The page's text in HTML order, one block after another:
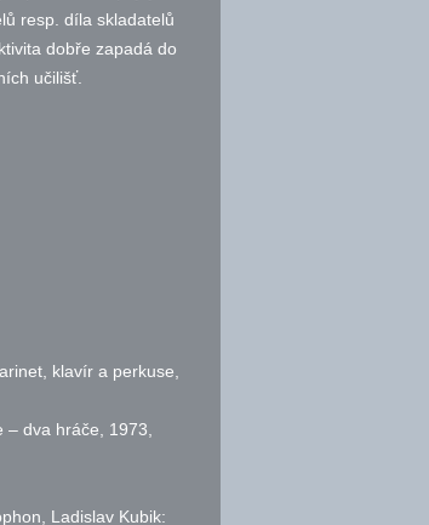
resp. díla skladatelů
dobře zapadá do
učilišť.
klavír a perkuse,
dva hráče, 1973,
Ladislav Kubik: